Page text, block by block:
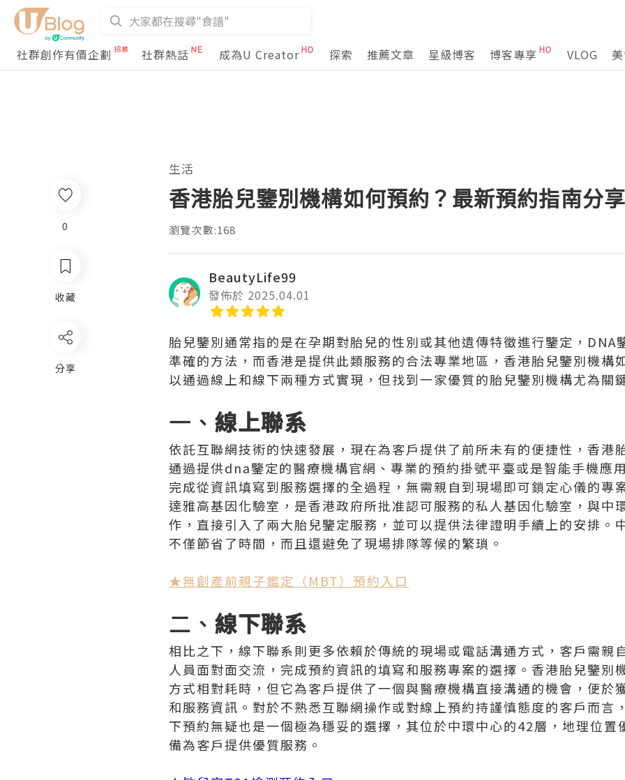
社群創作有價企劃
社群熱話 成為U Creator 探索 推薦文章 星級博客 博客專享 VLOG
生活
香港胎兒鑒別機構如何預約？最新預約指南分享
瀏覽次數:168
BeautyLife99
發佈於 2025.04.01
胎兒鑒別通常指的是在孕期對胎兒的性別或其他遺傳特徵進行鑒定，DNA
準確的方法，而香港是提供此類服務的合法專業地區，香港胎兒鑒別機構
以通過線上和線下兩種方式實現，但找到一家優質的胎兒鑒別機構尤為關
一、 線上聯系
依託互聯網技術的快速發展，現在為客戶提供了前所未有的便捷性，香港
通過提供dna鑒定的醫療機構官網、專業的預約掛號平臺或是智能手機應
完成從資訊填寫到服務選擇的全過程，無需親自到現場即可鎖定心儀的專
達雅高基因化驗室，是香港政府所批准認可服務的私人基因化驗室，與中
作，直接引入了兩大胎兒鑒定服務，並可以提供法律證明手續上的安排。
不僅節省了時間，而且還避免了現場排隊等候的繁瑣。
★無創產前親子鑑定（MBT）預約入口
二、 線下聯系
相比之下，線下聯系則更多依賴於傳統的現場或電話溝通方式，客戶需親
人員面對面交流，完成預約資訊的填寫和服務專案的選擇。香港胎兒鑒別
方式相對耗時，但它為客戶提供了一個與醫療機構直接溝通的機會，便於
和服務資訊。對於不熟悉互聯網操作或對線上預約持謹慎態度的客戶而言
下預約無疑也是一個極為穩妥的選擇，其位於中環中心的42層，地理位置
備為客戶提供優質服務。
0
收藏
分享